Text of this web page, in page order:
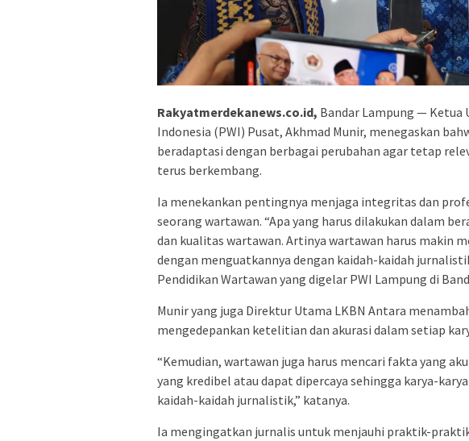
Rakyatmerdekanews.co.id, Bandar Lampung — Ketua
Indonesia (PWI) Pusat, Akhmad Munir, menegaskan
beradaptasi dengan berbagai perubahan agar tetap
terus berkembang.
Ia menekankan pentingnya menjaga integritas dan
seorang wartawan. “Apa yang harus dilakukan dalam
dan kualitas wartawan. Artinya wartawan harus makin
dengan menguatkannya dengan kaidah-kaidah
Pendidikan Wartawan yang digelar PWI Lampung di
Munir yang juga Direktur Utama LKBN Antara
mengedepankan ketelitian dan akurasi dalam setiap
“Kemudian, wartawan juga harus mencari fakta yang
yang kredibel atau dapat dipercaya sehingga karya-
kaidah-kaidah jurnalistik,” katanya.
Ia mengingatkan jurnalis untuk menjauhi praktik-